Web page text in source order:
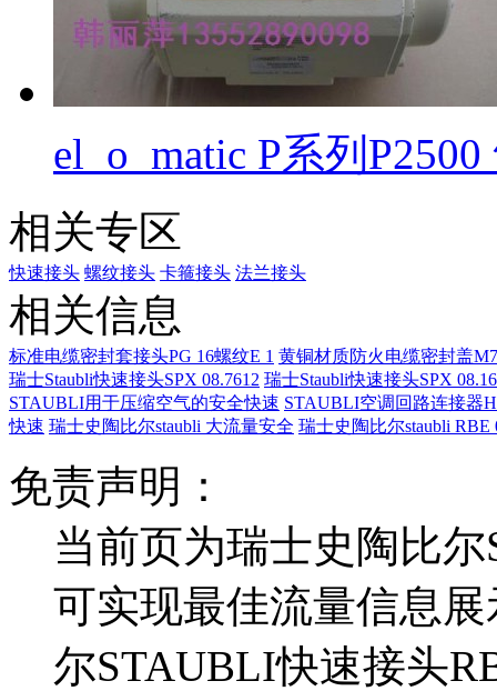
el_o_matic P系列
相关专区
快速接头 螺纹接头 卡箍接头 法兰接头
相关信息
标准电缆密封套接头PG 16螺纹E 1 黄铜材质防火电缆密封盖
瑞士Staubli快速接头SPX 08.7612 瑞士Staubli快速接头SPX
STAUBLI用于压缩空气的安全快速 STAUBLI空调回路连接器
快速 瑞士史陶比尔staubli 大流量安全 瑞士史陶比尔staubli RBE
免责声明：
当前页为瑞士史陶比
可实现最佳流量信息
尔STAUBLI快速接头